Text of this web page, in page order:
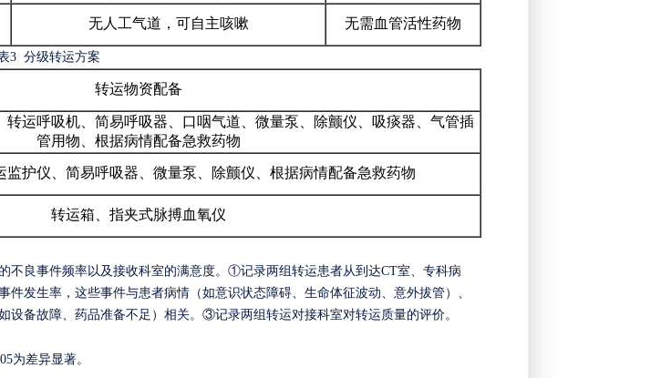
无人工气道，可自主咳嗽 无需血管活性药物
3 分级转运方案
转运物资配备
转运呼吸机、简易呼吸器、口咽气道、微量泵、除颤仪、吸痰器、气管插
管用物、根据病情配备急救药物
监护仪、简易呼吸器、微量泵、除颤仪、根据病情配备急救药物
转运箱 指夹式脉搏血氧仪
良事件频率以及接收科室的满意度。 ①记录两组转运患者从到达CT室、专科病
发生率，这些事件与患者病情（如意识状态障碍、生命体征波动、意外拔管）、
设备故障、药品准备不足）相关。③记录两组转运对接科室对转运质量的评价。
为差异显著。